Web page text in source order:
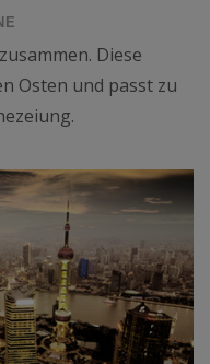
Diese
Osten und passt zu